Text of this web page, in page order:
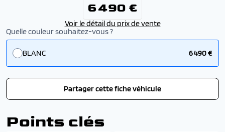
6 490 €
Voir le détail du prix de vente
Quelle couleur souhaitez-vous ?
BLANC 6 490 €
Partager cette fiche véhicule
Points clés